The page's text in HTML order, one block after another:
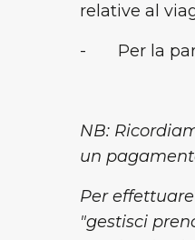
relative al
- Per la
NB:
un
Per
"gestisci